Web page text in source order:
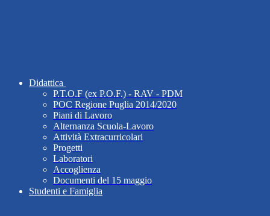
Didattica
P.T.O.F (ex P.O.F.) - RAV - PDM
POC Regione Puglia 2014/2020
Piani di Lavoro
Alternanza Scuola-Lavoro
Attività Extracurricolari
Progetti
Laboratori
Accoglienza
Documenti del 15 maggio
Studenti e Famiglia